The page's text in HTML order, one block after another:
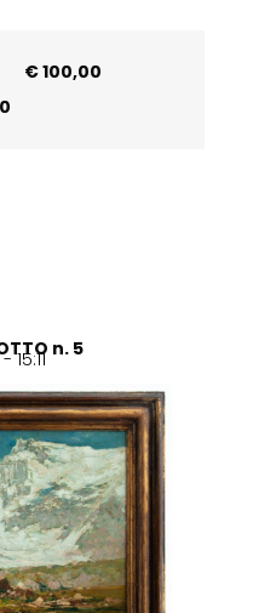
€ 100,00
n. 5
15:11